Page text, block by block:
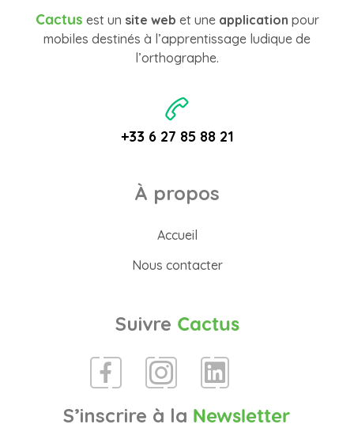
Cactus est un site web et une application pour
mobiles destinés à l’apprentissage ludique de
l’orthographe.
+33 6 27 85 88 21
À propos
Accueil
Nous contacter
Suivre Cactus
S’inscrire à la Newsletter